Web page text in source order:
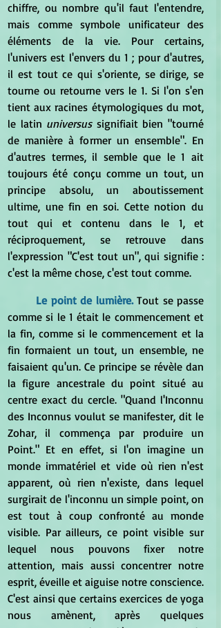
chiffre, ou nombre qu'il faut l'entendre,
mais comme symbole unificateur des
éléments de la vie. Pour certains,
l'univers est l'envers du 1 ; pour d'autres,
il est tout ce qui s'oriente, se dirige, se
tourne ou retourne vers le 1. Si l'on s'en
tient aux racines étymologiques du mot,
le latin universus signifiait bien "tourné
de manière à former un ensemble". En
d'autres termes, il semble que le 1 ait
toujours été conçu comme un tout, un
principe absolu, un aboutissement
ultime, une fin en soi. Cette notion du
tout qui et contenu dans le 1, et
réciproquement, se retrouve dans
l'expression "C'est tout un", qui signifie :
c'est la même chose, c'est tout comme.
Le point de lumière. Tout se passe
comme si le 1 était le commencement et
la fin, comme si le commencement et la
fin formaient un tout, un ensemble, ne
faisaient qu'un. Ce principe se révèle dan
la figure ancestrale du point situé au
centre exact du cercle. "Quand l'Inconnu
des Inconnus voulut se manifester, dit le
Zohar, il commença par produire un
Point." Et en effet, si l'on imagine un
monde immatériel et vide où rien n'est
apparent, où rien n'existe, dans lequel
surgirait de l'inconnu un simple point, on
est tout à coup confronté au monde
visible. Par ailleurs, ce point visible sur
lequel nous pouvons fixer notre
attention, mais aussi concentrer notre
esprit, éveille et aiguise notre conscience.
C'est ainsi que certains exercices de yoga
nous amènent, après quelques